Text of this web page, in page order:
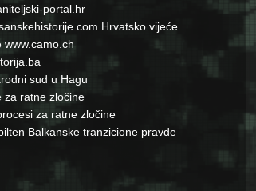
portal.hr
Hrvatsko vijeće
www.camo.ch
sud u Hagu
za ratne zločine
za ratne zločine
Balkanske tranzicione pravde